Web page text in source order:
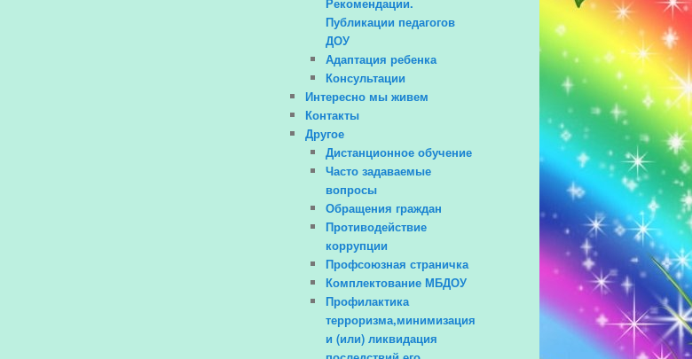
Публикации педагогов
ДОУ
Адаптация ребенка
Консультации
Интересно мы живем
Контакты
Другое
Дистанционное обучение
Часто задаваемые
вопросы
Обращения граждан
Противодействие
коррупции
Профсоюзная страничка
Комплектование МБДОУ
Профилактика
терроризма,минимизация
и (или) ликвидация